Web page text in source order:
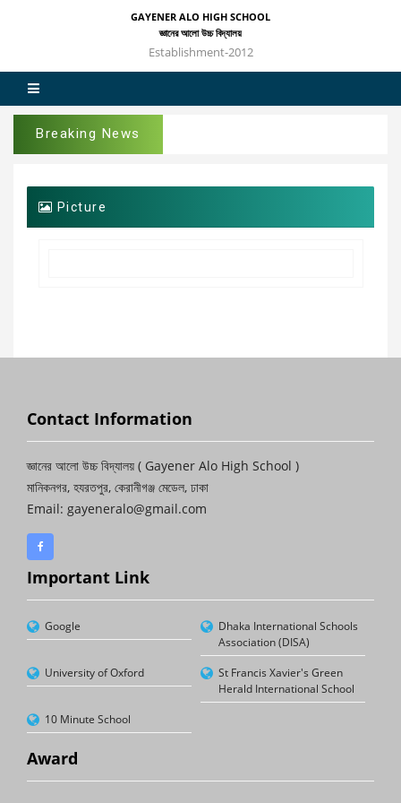
GAYENER ALO HIGH SCHOOL
জ্ঞানের আলো উচ্চ বিদ্যালয়
Establishment-2012
Breaking News
Picture
Contact Information
জ্ঞানের আলো উচ্চ বিদ্যালয় ( Gayener Alo High School )
মানিকনগর, হযরতপুর, কেরানীগঞ্জ মেডেল, ঢাকা
Email: gayeneralo@gmail.com
Important Link
Google
Dhaka International Schools
Association (DISA)
University of Oxford
St Francis Xavier's Green
Herald International School
10 Minute School
Award